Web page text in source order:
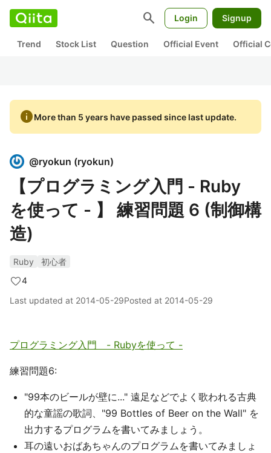
search Login Signup
Trend Stock List Question Official Event Official
infoMore than 5 years have passed since last update.
@ryokun (ryokun)
【プログラミング入門 - Ruby
を使って - 】 練習問題 6 (制御構
造)
Ruby
初心者
4
Last updated at 2014-05-29Posted at 2014-05-29
プログラミング入門 - Rubyを使って -
練習問題6:
"99本のビールが壁に..." 遠足などでよく歌われる古典
的な童謡の歌詞、"99 Bottles of Beer on the Wall" を
出力するプログラムを書いてみましょう。
耳の遠いおばあちゃんのプログラムを書いてみましょ